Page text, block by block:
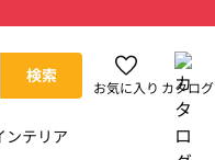
検索
お気に入り カタログ
ンテリア